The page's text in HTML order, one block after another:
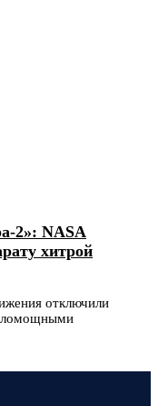
2»: NASA
хитрой
отключили